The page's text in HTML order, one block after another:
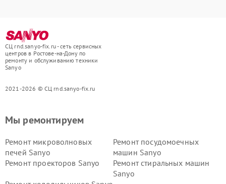
СЦ rnd.sanyo-fix.ru - сеть сервисных
центров в Ростове-на-Дону по
ремонту и обслуживанию техники
Sanyo
2021-2026 © СЦ rnd.sanyo-fix.ru
Мы ремонтируем
Ремонт микроволновых
печей Sanyo
Ремонт посудомоечных
машин Sanyo
Ремонт проекторов Sanyo
Ремонт стиральных машин
Sanyo